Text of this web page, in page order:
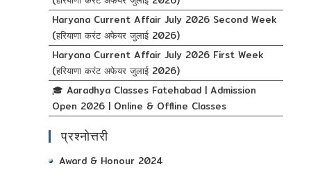
Haryana Current Affair July 2026 Second Week
(हरियाणा करंट अफेयर जुलाई 2026)
Haryana Current Affair July 2026 First Week
(हरियाणा करंट अफेयर जुलाई 2026)
🎓 Aaradhya Classes Fatehabad | Admission
Open 2026 | Online & Offline Classes
प्रश्नोत्तरी
Award & Honour 2024